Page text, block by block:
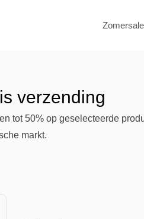
Zomersale
verzending
tot 50% op geselecteerde
markt.